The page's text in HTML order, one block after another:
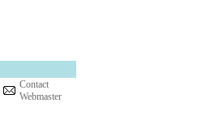
Contact
Webmaster